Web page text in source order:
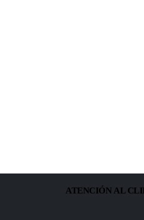
ATENCIÓN AL